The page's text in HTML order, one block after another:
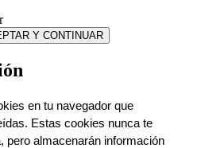
Y CONTINUAR
en tu navegador que
Estas cookies nunca te
pero almacenarán información